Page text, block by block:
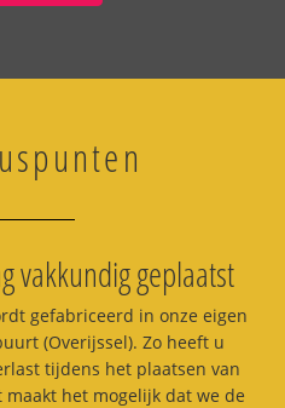
vakkundig geplaatst
gefabriceerd in onze eigen
(Overijssel). Zo heeft u
tijdens het plaatsen van
maakt het mogelijk dat we de